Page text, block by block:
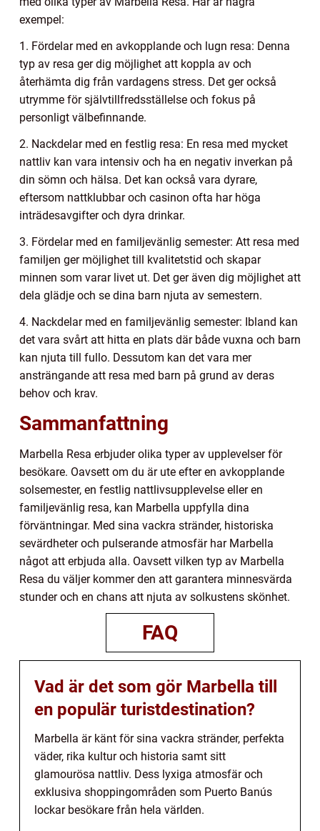
exempel:
1. Fördelar med en avkopplande och lugn resa: Denna
typ av resa ger dig möjlighet att koppla av och
återhämta dig från vardagens stress. Det ger också
utrymme för självtillfredsställelse och fokus på
personligt välbefinnande.
2. Nackdelar med en festlig resa: En resa med mycket
nattliv kan vara intensiv och ha en negativ inverkan på
din sömn och hälsa. Det kan också vara dyrare,
eftersom nattklubbar och casinon ofta har höga
inträdesavgifter och dyra drinkar.
3. Fördelar med en familjevänlig semester: Att resa med
familjen ger möjlighet till kvalitetstid och skapar
minnen som varar livet ut. Det ger även dig möjlighet att
dela glädje och se dina barn njuta av semestern.
4. Nackdelar med en familjevänlig semester: Ibland kan
det vara svårt att hitta en plats där både vuxna och barn
kan njuta till fullo. Dessutom kan det vara mer
ansträngande att resa med barn på grund av deras
behov och krav.
Sammanfattning
Marbella Resa erbjuder olika typer av upplevelser för
besökare. Oavsett om du är ute efter en avkopplande
solsemester, en festlig nattlivsupplevelse eller en
familjevänlig resa, kan Marbella uppfylla dina
förväntningar. Med sina vackra stränder, historiska
sevärdheter och pulserande atmosfär har Marbella
något att erbjuda alla. Oavsett vilken typ av Marbella
Resa du väljer kommer den att garantera minnesvärda
stunder och en chans att njuta av solkustens skönhet.
FAQ
Vad är det som gör Marbella till
en populär turistdestination?
Marbella är känt för sina vackra stränder, perfekta
väder, rika kultur och historia samt sitt
glamourösa nattliv. Dess lyxiga atmosfär och
exklusiva shoppingområden som Puerto Banús
lockar besökare från hela världen.